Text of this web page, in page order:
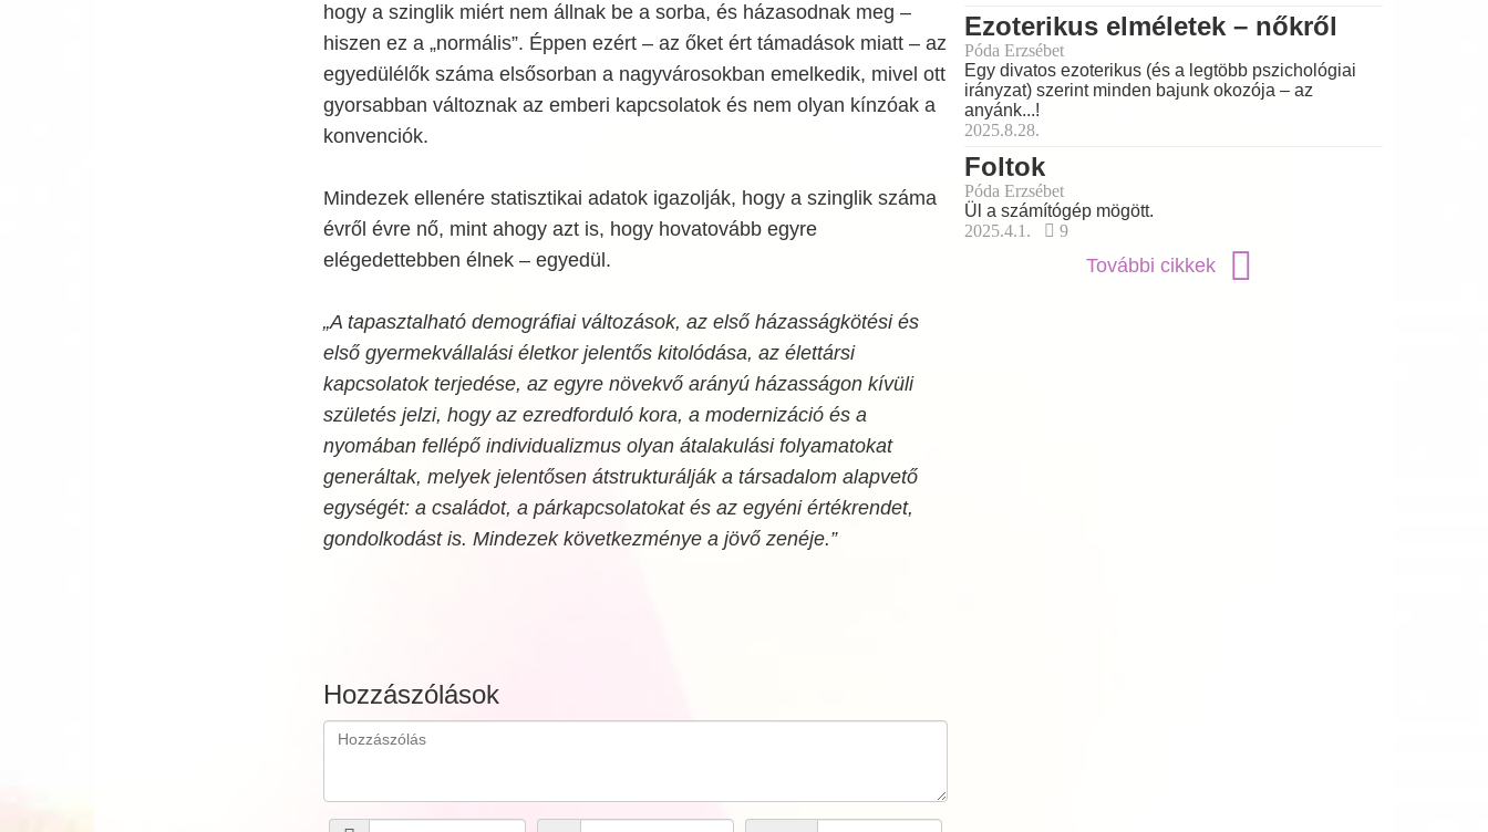
hogy a szinglik miért nem állnak be a sorba, és házasodnak meg –
hiszen ez a „normális”. Éppen ezért – az őket ért támadások miatt – az
egyedülélők száma elsősorban a nagyvárosokban emelkedik, mivel ott
gyorsabban változnak az emberi kapcsolatok és nem olyan kínzóak a
konvenciók.
Mindezek ellenére statisztikai adatok igazolják, hogy a szinglik száma
évről évre nő, mint ahogy azt is, hogy hovatovább egyre
elégedettebben élnek – egyedül.
„A tapasztalható demográfiai változások, az első házasságkötési és
első gyermekvállalási életkor jelentős kitolódása, az élettársi
kapcsolatok terjedése, az egyre növekvő arányú házasságon kívüli
születés jelzi, hogy az ezredforduló kora, a modernizáció és a
nyomában fellépő individualizmus olyan átalakulási folyamatokat
generáltak, melyek jelentősen átstrukturálják a társadalom alapvető
egységét: a családot, a párkapcsolatokat és az egyéni értékrendet,
gondolkodást is. Mindezek következménye a jövő zenéje.”
Hozzászólások
Ezoterikus elméletek – nőkről
Póda Erzsébet
Egy divatos ezoterikus (és a legtöbb pszichológiai
irányzat) szerint minden bajunk okozója – az
anyánk...!
2025.8.28.
Foltok
Póda Erzsébet
Ül a számítógép mögött.
2025.4.1.
9
További cikkek